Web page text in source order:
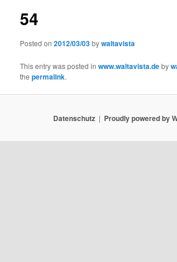
54
Posted on2012/03/03bywaltavista
This entry was posted inwww.waltavista.deby
thepermalink.
Datenschutz Proudly powered by